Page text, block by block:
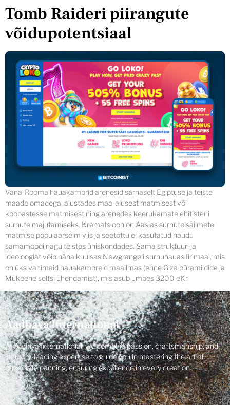
Tomb Raideri piirangute
võidupotentsiaal
Vana-Rooma hauakambrid arenesid sarnaselt Egiptuse ja teiste
maade omadega, alustades maa-alusest matmisest või
koobastesse matmisest ning arenedes keerukamate ehitisteni
surnute majutamiseks. Krematsioon on Aasias surnute säilmete
matmise populaarseim viis ja seetõttu ei kasutatud haudu
samamoodi nagu teistes ühiskondades. Sama struktuuri ja
ideoloogiat võib näha kuulsas Newgrange'i surnuhauas Iirimaal, mis
on üks vanimaid hauakambreid maailmas (enne Giza püramiidide ja
Mükeene seltsi ühendamist), mis asub umbes 3200 eKr.
Aadhaya International
At Aadhya International, we combine passion, craftsmanship, and
industry-leading expertise to guide you in mastering the art of
chocolate panning, ensuring excellence in every creation.